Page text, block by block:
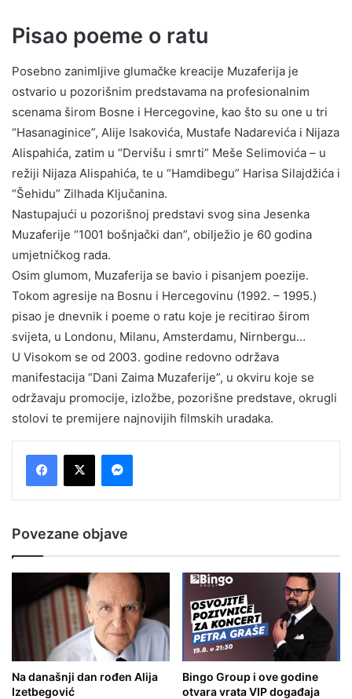
Pisao poeme o ratu
Posebno zanimljive glumačke kreacije Muzaferija je
ostvario u pozorišnim predstavama na profesionalnim
scenama širom Bosne i Hercegovine, kao što su one u tri
“Hasanaginice”, Alije Isakovića, Mustafe Nadarevića i Nijaza
Alispahića, zatim u “Dervišu i smrti” Meše Selimovića – u
režiji Nijaza Alispahića, te u “Hamdibegu” Harisa Silajdžića i
“Šehidu” Zilhada Ključanina.
Nastupajući u pozorišnoj predstavi svog sina Jesenka
Muzaferije “1001 bošnjački dan”, obilježio je 60 godina
umjetničkog rada.
Osim glumom, Muzaferija se bavio i pisanjem poezije.
Tokom agresije na Bosnu i Hercegovinu (1992. – 1995.)
pisao je dnevnik i poeme o ratu koje je recitirao širom
svijeta, u Londonu, Milanu, Amsterdamu, Nirnbergu…
U Visokom se od 2003. godine redovno održava
manifestacija “Dani Zaima Muzaferije”, u okviru koje se
održavaju promocije, izložbe, pozorišne predstave, okrugli
stolovi te premijere najnovijih filmskih uradaka.
Povezane objave
Na današnji dan rođen Alija
Izetbegović
Bingo Group i ove godine
otvara vrata VIP događaja